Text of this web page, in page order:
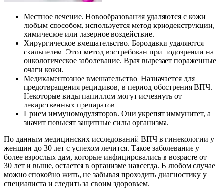
Местное лечение. Новообразования удаляются с кожи
любым способом, используется метод криодекструкции,
химическое или лазерное воздействие.
Хирургическое вмешательство. Бородавки удаляются
скальпелем. Этот метод востребован при подозрении на
онкологическое заболевание. Врач вырезает пораженные
очаги кожи.
Медикаментозное вмешательство. Назначается для
предотвращения рецидивов, в период обострения ВПЧ.
Некоторые виды папиллом могут исчезнуть от
лекарственных препаратов.
Прием иммуномодуляторов. Они укрепят иммунитет, а
значит повысят защитные силы организма.
По данным медицинских исследований ВПЧ в гинекологии у
женщин до 30 лет с успехом лечится. Такое заболевание у
более взрослых дам, которые инфицировались в возрасте от
30 лет и выше, остается в организме навсегда. В любом случае
можно спокойно жить, не забывая проходить диагностику у
специалиста и следить за своим здоровьем.